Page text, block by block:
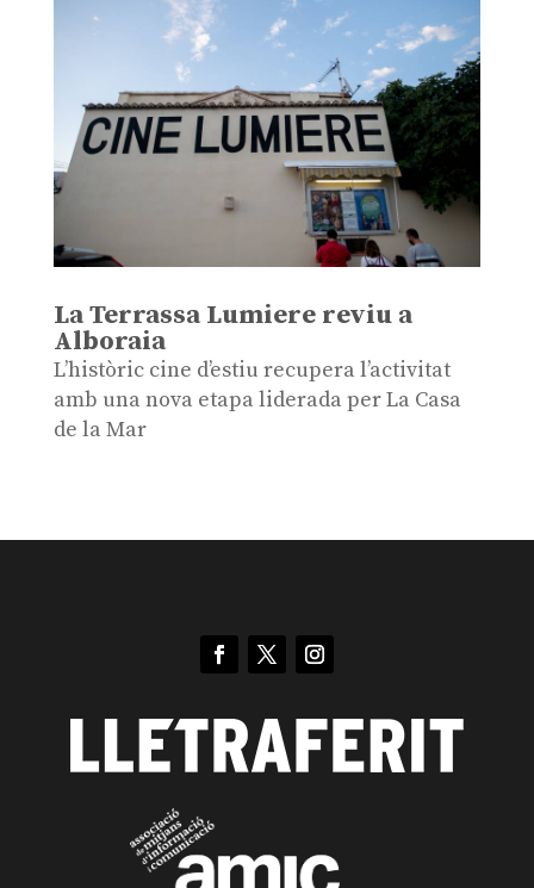
La Terrassa Lumiere reviu a
Alboraia
L’històric cine d’estiu recupera l’activitat
amb una nova etapa liderada per La Casa
de la Mar